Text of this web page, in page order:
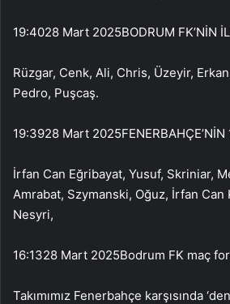
19:4028 Mart 2025BODRUM FK’NİN
Rüzgar, Cenk, Ali, Chris, Üzeyir,
Pedro, Puşcaş.
19:3928 Mart 2025FENERBAHÇE’NİN
İrfan Can Eğribayat, Yusuf, Skriniar,
Amrabat, Szymanski, Oğuz, İrfan Can
Nesyri,
16:1328 Mart 2025Bodrum FK maç
Takımımız Fenerbahçe karşısında